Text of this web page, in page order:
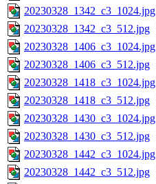
20230328_1342_c3_1024.jpg
20230328_1342_c3_512.jpg
20230328_1406_c3_1024.jpg
20230328_1406_c3_512.jpg
20230328_1418_c3_1024.jpg
20230328_1418_c3_512.jpg
20230328_1430_c3_1024.jpg
20230328_1430_c3_512.jpg
20230328_1442_c3_1024.jpg
20230328_1442_c3_512.jpg